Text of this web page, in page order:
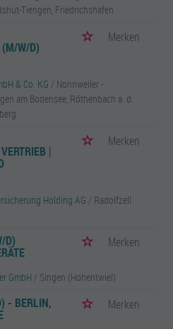
Tiengen, Friedrichshafen
(M/W/D)
Merken
& Co. KG / Nonnweiler -
am Bodensee, Röthenbach a. d.
|
Merken
Holding AG / Radolfzell
D) Merken
GmbH / Singen (Hohentwiel)
- BERLIN, Merken